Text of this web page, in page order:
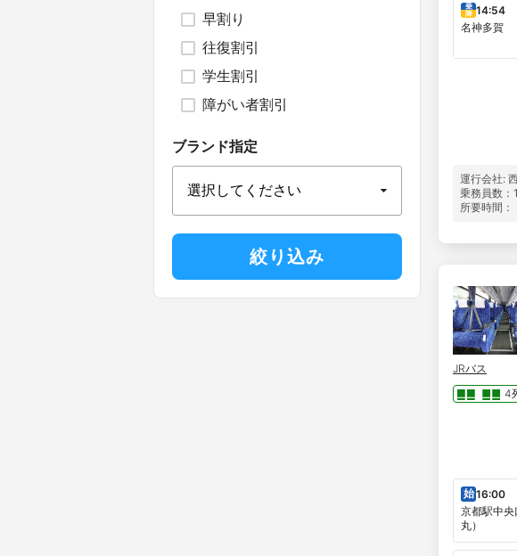
乗
降 14:54
名神多賀
運行会社:
乗務員数：
所要時間：
JRバス
4
始16:00
京都駅中央
丸）
早割り
往復割引
学生割引
障がい者割引
ブランド指定